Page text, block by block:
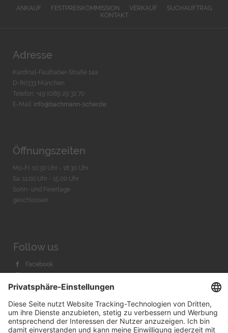
ANKAUF FESTPREISKOMMISSION VERKAUF
SUCHAUFTRAG
KONTAKT
Adresse
Kardinal-Faulhaber-Straße 14a
D-80333 München
Telefon: +49 (0)89 29 32 70
E-Mail: info@bachmann-scher.de
Öffnungszeiten
Mo-Fr. 10:30 Uhr - 18:30 Uhr
Sa. 11:00 Uhr - 15.00 Uhr
Sonn- und Feiertage
geschlossen
Follow us
Facebook
Instagram
Youtube